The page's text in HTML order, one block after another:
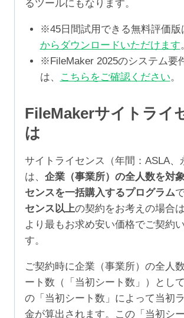
るツールにもなります。
※45日間試用できる無料評価版
からダウンロードいただけます。
※FileMaker 2025のシステム要
は、
こちらをご確認ください。
FileMakerサイトライ
は
サイトライセンス（年間：ASLA、
は、 企業（事業所）の全人数を対
センスを一括購入するプログラム
センス以上の契約をお考えの場合
より最もお求め安い価格でご契約
す。
ご契約時に企業（事業所）の全人
ート数（「当初シート数」）とし
の「当初シート数」によって当初
金が算出されます。この「当初シ